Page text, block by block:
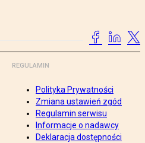
REGULAMIN
Polityka Prywatności
Zmiana ustawień zgód
Regulamin serwisu
Informacje o nadawcy
Deklaracja dostępności